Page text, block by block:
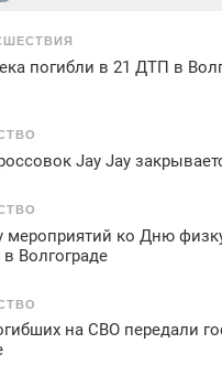
погибли в 21 ДТП в
Jay Jay
мероприятий ко Дню
Волгограде
на СВО передали